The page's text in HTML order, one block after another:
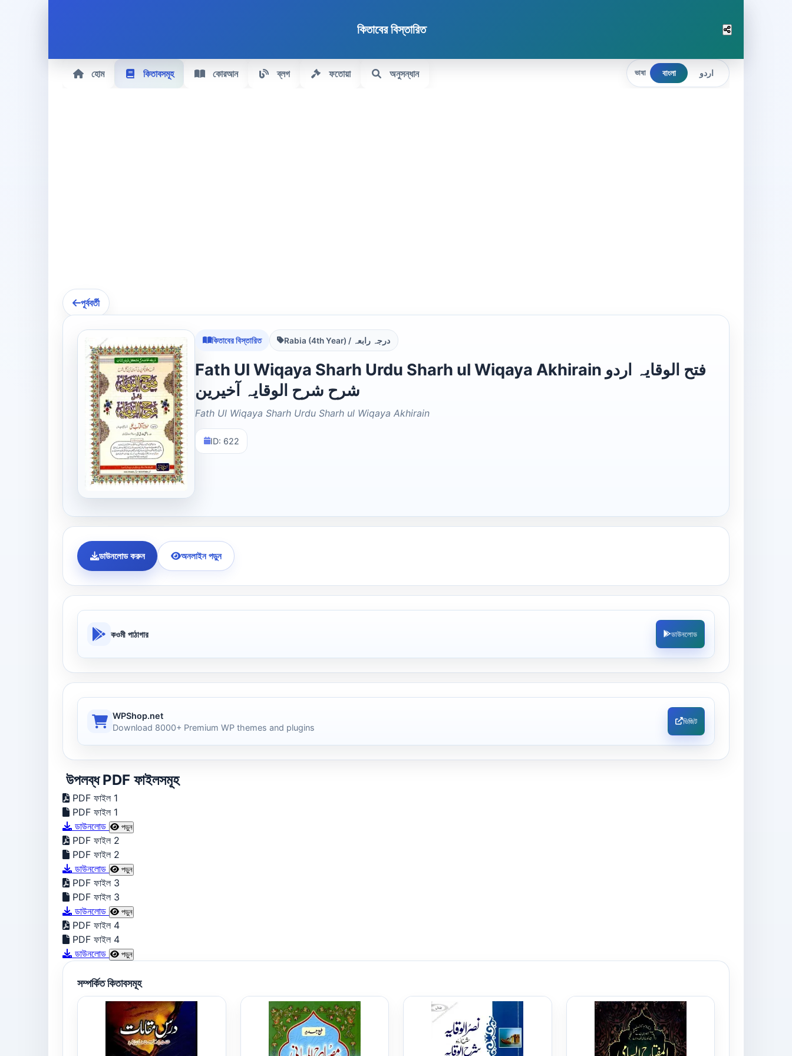
কিতাবের বিস্তারিত
হোম কিতাবসমূহ কোরআন ব্লগ ফতোয়া অনুসন্ধান ভাষা বাংলা اردو
পূর্ববর্তী
কিতাবের বিস্তারিত Rabia (4th Year) / درجہ رابعہ
Fath Ul Wiqaya Sharh Urdu Sharh ul Wiqaya Akhirain فتح الوقایہ اردو
شرح شرح الوقایہ آخیرین
Fath Ul Wiqaya Sharh Urdu Sharh ul Wiqaya Akhirain
ID: 622
ডাউনলোড করুন অনলাইন পড়ুন
কওমী পাঠাগার ডাউনলোড
WPShop.net
Download 8000+ Premium WP themes and plugins
ভিজিট
উপলব্ধ PDF ফাইলসমূহ
PDF ফাইল 1
PDF ফাইল 1
ডাউনলোড
পড়ুন
PDF ফাইল 2
PDF ফাইল 2
ডাউনলোড
পড়ুন
PDF ফাইল 3
PDF ফাইল 3
ডাউনলোড
পড়ুন
PDF ফাইল 4
PDF ফাইল 4
ডাউনলোড
পড়ুন
সম্পর্কিত কিতাবসমূহ